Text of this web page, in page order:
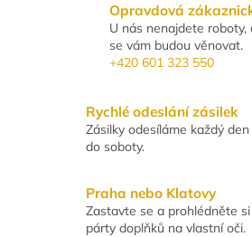
Opravdová
U nás nenajdete
se vám budou věnovat.
+420 601 323 550
Rychlé odeslání zásilek
Zásilky odesíláme každý
do soboty.
Praha nebo Klatovy
Zastavte se a prohlédněte
párty doplňků na vlastní oči.